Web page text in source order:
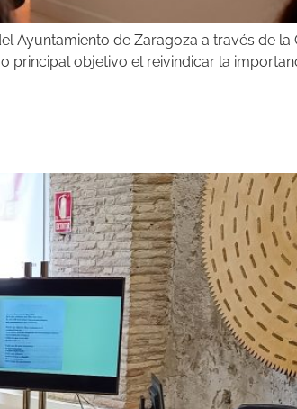
Ayuntamiento de Zaragoza a través de la
objetivo el reivindicar la